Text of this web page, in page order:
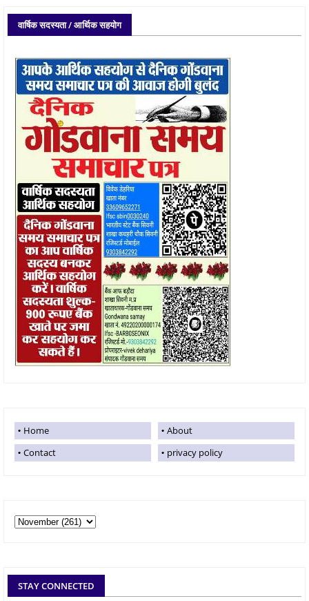
वार्षिक सदस्यता / आर्थिक सहयोग
Home
About
Contact
privacy policy
STAY CONNECTED